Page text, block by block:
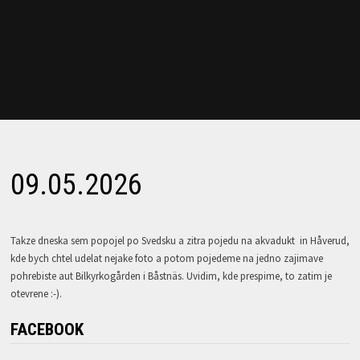
09.05.2026
Takze dneska sem popojel po Svedsku a zitra pojedu na akvadukt in Håverud,
kde bych chtel udelat nejake foto a potom pojedeme na jedno zajimave
pohrebiste aut Bilkyrkogården i Båstnäs. Uvidim, kde prespime, to zatim je
otevrene :-).
FACEBOOK